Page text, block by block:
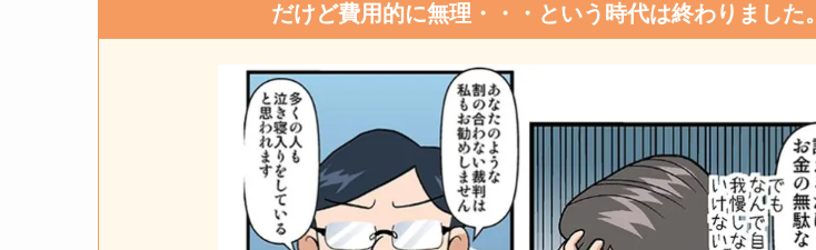
だけど費用的に無理・・・という時代は終わりました。